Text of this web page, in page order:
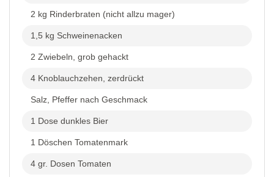
2 kg Rinderbraten (nicht allzu mager)
1,5 kg Schweinenacken
2 Zwiebeln, grob gehackt
4 Knoblauchzehen, zerdrückt
Salz, Pfeffer nach Geschmack
1 Dose dunkles Bier
1 Döschen Tomatenmark
4 gr. Dosen Tomaten